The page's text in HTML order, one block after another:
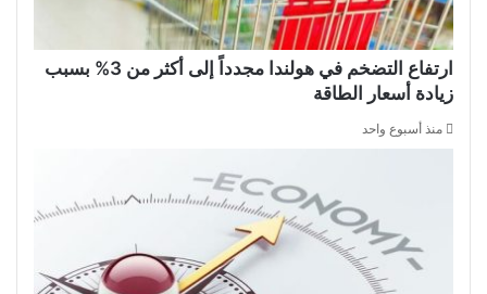
ارتفاع التضخم في هولندا مجدداً إلى أكثر من 3% بسبب
زيادة أسعار الطاقة
منذ أسبوع واحد